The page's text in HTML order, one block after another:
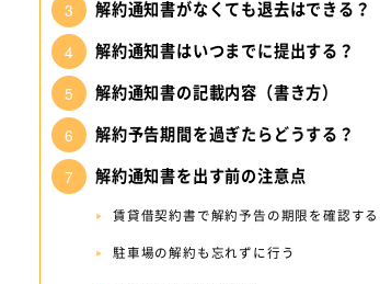
解約通知書がなくても退去はできる？
解約通知書はいつまでに提出する？
解約通知書の記載内容（書き方）
解約予告期間を過ぎたらどうする？
解約通知書を出す前の注意点
賃貸借契約書で解約予告の期限を確認する
駐車場の解約も忘れずに行う